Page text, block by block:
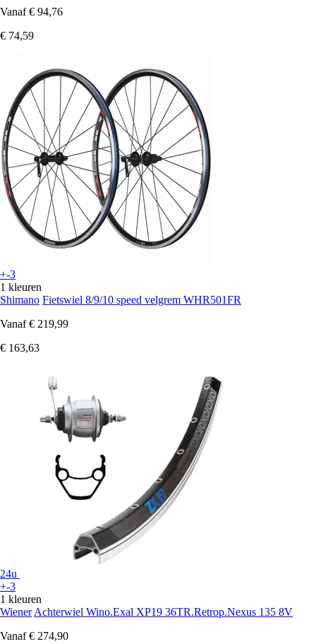
Vanaf € 94,76
€ 74,59
+-3
1 kleuren
Shimano Fietswiel 8/9/10 speed velgrem WHR501FR
Vanaf € 219,99
€ 163,63
24u
+-3
1 kleuren
Wiener Achterwiel Wino.Exal XP19 36TR.Retrop.Nexus 135 8V
Vanaf € 274,90